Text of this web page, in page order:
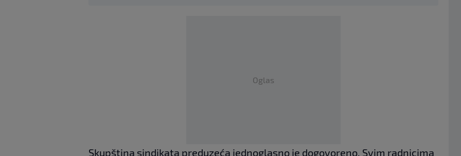
Oglas
Skupština sindikata preduzeća jednoglasno je dogovoreno. Svim radnicima